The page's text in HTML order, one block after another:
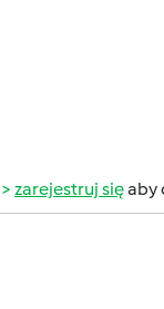
zarejestruj sięaby